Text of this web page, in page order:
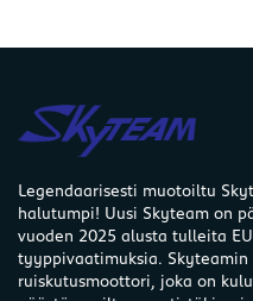
Legendaarisesti muotoiltu
halutumpi! Uusi Skyteam on
vuoden 2025 alusta tulleita
tyyppivaatimuksia. Skyteamin
ruiskutusmoottori, joka on